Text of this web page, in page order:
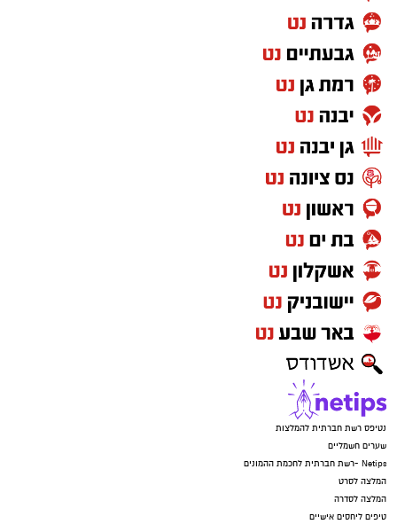
נטיפס רשת חברתית להמלצות
שערים חשמליים
Netips -רשת חברתית לחכמת ההמונים
המלצה לסרט
המלצה לסדרה
טיפים ליחסים אישיים